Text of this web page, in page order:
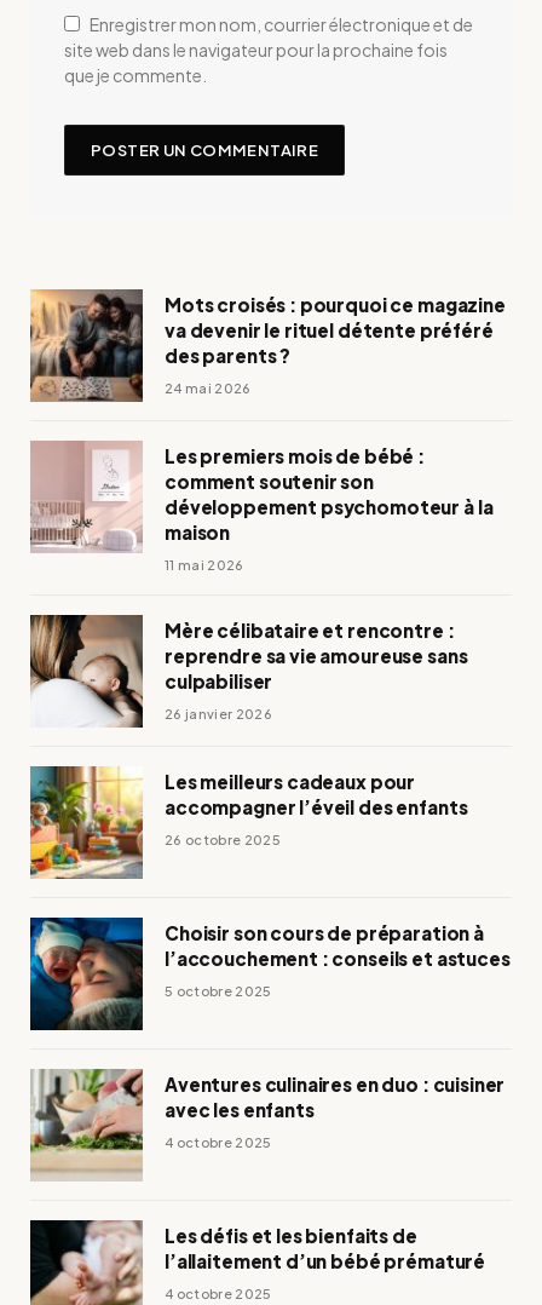
Enregistrer mon nom, courrier électronique et de
site web dans le navigateur pour la prochaine fois
que je commente.
Mots croisés : pourquoi ce magazine
va devenir le rituel détente préféré
des parents ?
24 mai 2026
Les premiers mois de bébé :
comment soutenir son
développement psychomoteur à la
maison
11 mai 2026
Mère célibataire et rencontre :
reprendre sa vie amoureuse sans
culpabiliser
26 janvier 2026
Les meilleurs cadeaux pour
accompagner l’éveil des enfants
26 octobre 2025
Choisir son cours de préparation à
l’accouchement : conseils et astuces
5 octobre 2025
Aventures culinaires en duo : cuisiner
avec les enfants
4 octobre 2025
Les défis et les bienfaits de
l’allaitement d’un bébé prématuré
4 octobre 2025